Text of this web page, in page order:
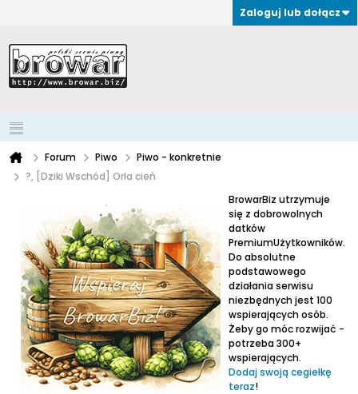
Zaloguj lub dołącz
Forum Piwo
Piwo - konkretnie
?, [Dziki Wschód] Orła cień
BrowarBiz utrzymuje
się z dobrowolnych
datków
PremiumUżytkowników.
Do absolutne
podstawowego
działania serwisu
niezbędnych jest 100
wspierających osób.
Żeby go móc rozwijać -
potrzeba 300+
wspierających.
Dodaj swoją cegiełkę
teraz!